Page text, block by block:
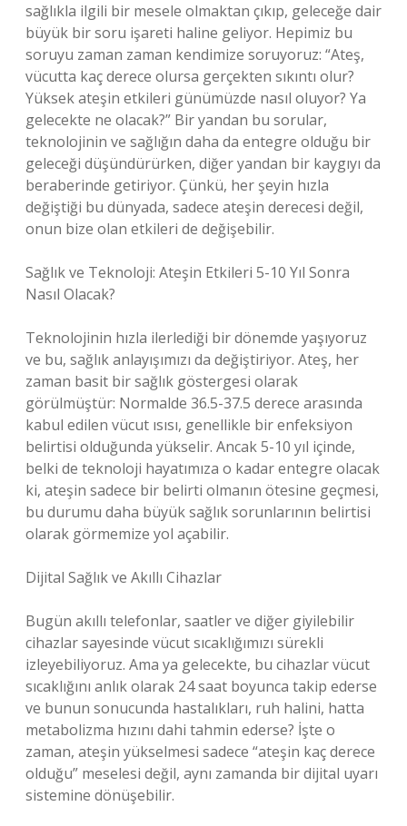
sağlıkla ilgili bir mesele olmaktan çıkıp, geleceğe dair
büyük bir soru işareti haline geliyor. Hepimiz bu
soruyu zaman zaman kendimize soruyoruz: “Ateş,
vücutta kaç derece olursa gerçekten sıkıntı olur?
Yüksek ateşin etkileri günümüzde nasıl oluyor? Ya
gelecekte ne olacak?” Bir yandan bu sorular,
teknolojinin ve sağlığın daha da entegre olduğu bir
geleceği düşündürürken, diğer yandan bir kaygıyı da
beraberinde getiriyor. Çünkü, her şeyin hızla
değiştiği bu dünyada, sadece ateşin derecesi değil,
onun bize olan etkileri de değişebilir.
Sağlık ve Teknoloji: Ateşin Etkileri 5-10 Yıl Sonra
Nasıl Olacak?
Teknolojinin hızla ilerlediği bir dönemde yaşıyoruz
ve bu, sağlık anlayışımızı da değiştiriyor. Ateş, her
zaman basit bir sağlık göstergesi olarak
görülmüştür: Normalde 36.5-37.5 derece arasında
kabul edilen vücut ısısı, genellikle bir enfeksiyon
belirtisi olduğunda yükselir. Ancak 5-10 yıl içinde,
belki de teknoloji hayatımıza o kadar entegre olacak
ki, ateşin sadece bir belirti olmanın ötesine geçmesi,
bu durumu daha büyük sağlık sorunlarının belirtisi
olarak görmemize yol açabilir.
Dijital Sağlık ve Akıllı Cihazlar
Bugün akıllı telefonlar, saatler ve diğer giyilebilir
cihazlar sayesinde vücut sıcaklığımızı sürekli
izleyebiliyoruz. Ama ya gelecekte, bu cihazlar vücut
sıcaklığını anlık olarak 24 saat boyunca takip ederse
ve bunun sonucunda hastalıkları, ruh halini, hatta
metabolizma hızını dahi tahmin ederse? İşte o
zaman, ateşin yükselmesi sadece “ateşin kaç derece
olduğu” meselesi değil, aynı zamanda bir dijital uyarı
sistemine dönüşebilir.